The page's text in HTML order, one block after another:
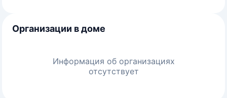
Организации в доме
Информация об организациях
отсутствует